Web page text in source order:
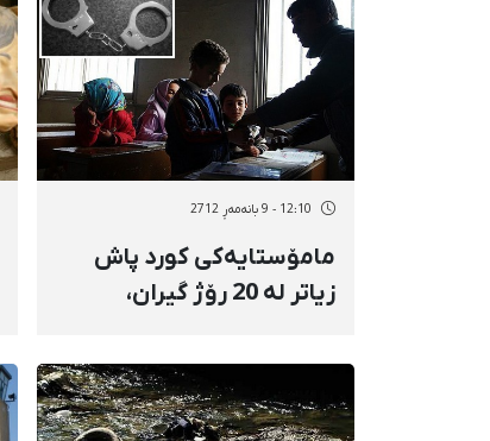
12:10 - 9 بانەمەڕ 2712
مامۆستایەكی كورد پاش
زیاتر لە 20 رۆژ گیران،